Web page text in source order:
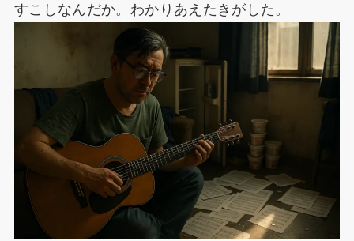
すこしなんだか。わかりあえたきがした。